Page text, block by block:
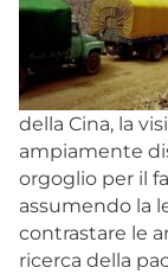
della Cina, la
ampiamente
orgoglio per il
assumendo la
contrastare le
ricerca della